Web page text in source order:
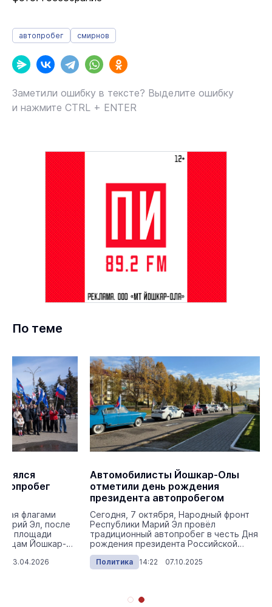
автопробег смирнов
Заметили ошибку в тексте? Выделите ошибку
и нажмите CTRL + ENTER
По теме
флагами
Эл, после
на площади
Йошкар-
23.04.2026
Автомобилисты Йошкар-Олы
отметили день рождения
президента автопробегом
Сегодня, 7 октября, Народный фронт
Республики Марий Эл провёл
традиционный автопробег в честь Дня
рождения президента Российской
Федерации.
Политика 14:22 07.10.2025